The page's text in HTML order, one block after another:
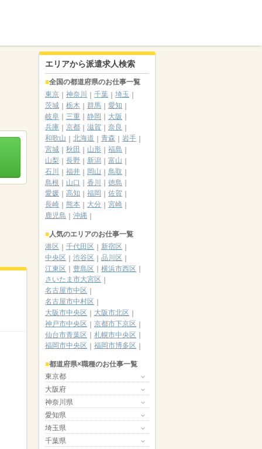
エリアから派遣求人検索
全国の都道府県のお仕事一覧
東京
神奈川 千葉
埼玉
茨城
栃木 群馬
愛知
岐阜
三重 静岡
大阪
兵庫
京都 滋賀
奈良
和歌山
北海道 青森
岩手
宮城
秋田 山形
福島
山梨
長野 新潟
富山
石川
福井 岡山
鳥取
島根
山口 香川
徳島
愛媛
高知 福岡
佐賀
長崎
熊本 大分
宮崎
鹿児島
沖縄
人気のエリアのお仕事一覧
港区
千代田区
新宿区
中央区
渋谷区
品川区
江東区
豊島区
横浜市西区
さいたま市大宮区
名古屋市中区
名古屋市中村区
大阪市中央区
大阪市北区
神戸市中央区
京都市下京区
仙台市青葉区
札幌市中央区
福岡市中央区
福岡市博多区
都道府県×職種のお仕事一覧
東京都
大阪府
神奈川県
愛知県
埼玉県
千葉県